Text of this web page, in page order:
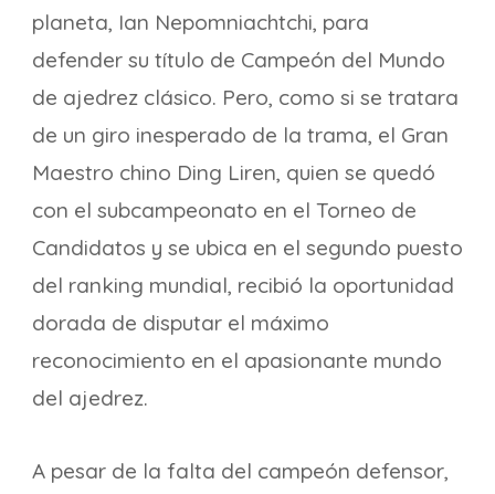
planeta, Ian Nepomniachtchi, para
defender su título de Campeón del Mundo
de ajedrez clásico. Pero, como si se tratara
de un giro inesperado de la trama, el Gran
Maestro chino Ding Liren, quien se quedó
con el subcampeonato en el Torneo de
Candidatos y se ubica en el segundo puesto
del ranking mundial, recibió la oportunidad
dorada de disputar el máximo
reconocimiento en el apasionante mundo
del ajedrez.
A pesar de la falta del campeón defensor,